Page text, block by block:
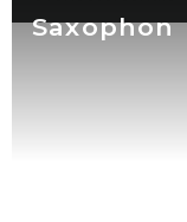
Saxophon